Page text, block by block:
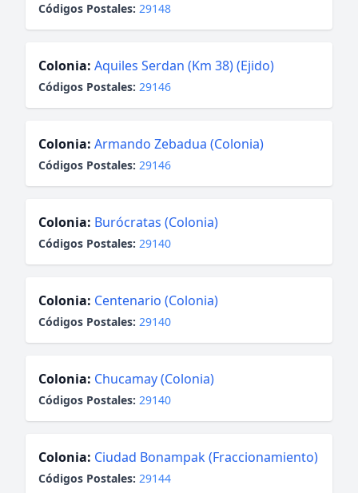
Códigos Postales: 29148
Colonia: Aquiles Serdan (Km 38) (Ejido)
Códigos Postales: 29146
Colonia: Armando Zebadua (Colonia)
Códigos Postales: 29146
Colonia: Burócratas (Colonia)
Códigos Postales: 29140
Colonia: Centenario (Colonia)
Códigos Postales: 29140
Colonia: Chucamay (Colonia)
Códigos Postales: 29140
Colonia: Ciudad Bonampak (Fraccionamiento)
Códigos Postales: 29144